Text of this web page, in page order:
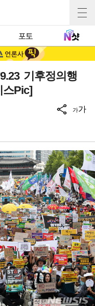
포토
기후정의행
Pic]
가가